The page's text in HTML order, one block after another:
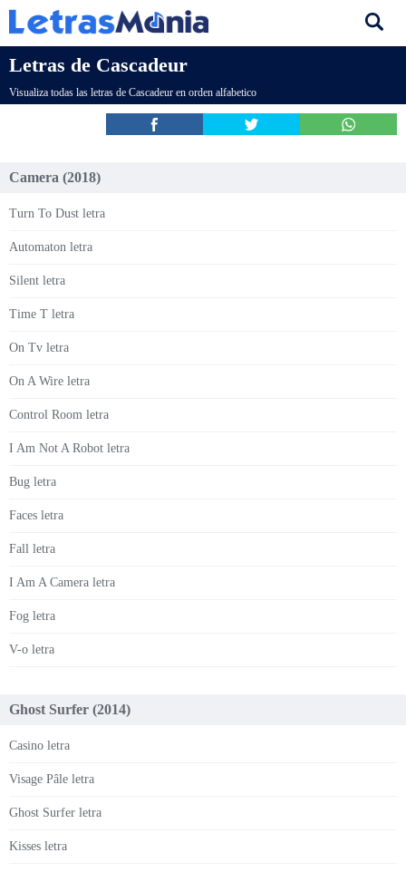
Letras de Cascadeur
Visualiza todas las letras de Cascadeur en orden alfabetico
Camera (2018)
Turn To Dust letra
Automaton letra
Silent letra
Time T letra
On Tv letra
On A Wire letra
Control Room letra
I Am Not A Robot letra
Bug letra
Faces letra
Fall letra
I Am A Camera letra
Fog letra
V-o letra
Ghost Surfer (2014)
Casino letra
Visage Pâle letra
Ghost Surfer letra
Kisses letra